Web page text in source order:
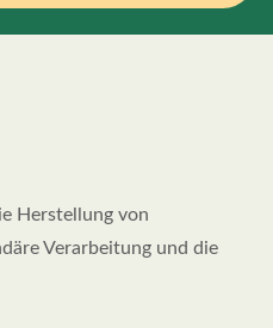
Herstellung von
Verarbeitung und die